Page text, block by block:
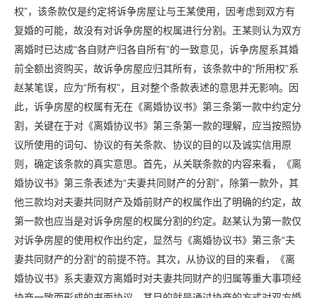
权”，该条款仅是约定将诉争房屋让与王某使用，因考虑到双方有
复婚的可能，故没有对诉争房屋的权属进行分割。王某则认为双方
离婚时已达成“各自财产归各自所有”的一致意见，诉争房屋系其婚
前全额出资购买，故诉争房屋应归其所有，该条款中的“所用权”系
赵某笔误，应为“所有权”，且对整个条款表述的意思并无影响。因
此，诉争房屋的权属有无在《离婚协议书》第三条第一款中约定分
割，关键在于对《离婚协议书》第三条第一款的理解，应当按照协
议所使用的词句、协议的有关条款、协议的目的以及诚实信用原
则，确定该条款的真实意思。首先，从关联条款的内容来看，《离
婚协议书》第三条表述为“夫妻共同财产的分割”，除第一款外，其
他三款均对夫妻共同财产及婚前财产的权属作出了明确的约定，故
第一款也应当是对诉争房屋的权属分割的约定。赵某认为第一款仅
对诉争房屋的使用权作出约定，显然与《离婚协议书》第三条“夫
妻共同财产的分割”的前提不符。其次，从协议的目的来看，《离
婚协议书》系夫妻双方离婚时对夫妻共同财产的归属等重大事项经